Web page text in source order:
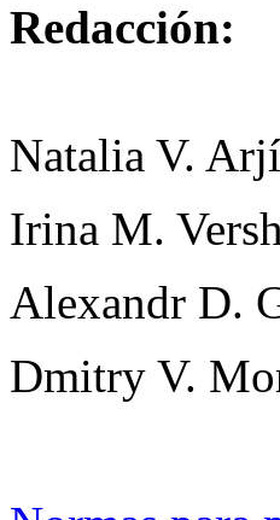
Redacción:
Natalia V.
Irina M.
Alexandr D.
Dmitry V.